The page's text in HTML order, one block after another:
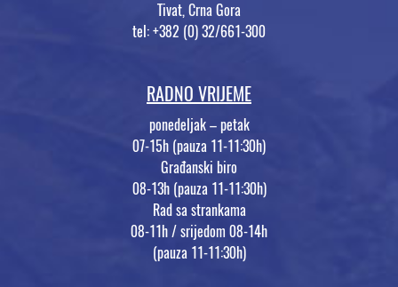
Tivat, Crna Gora
tel: +382 (0) 32/661-300
RADNO VRIJEME
ponedeljak – petak
07-15h (pauza 11-11:30h)
Građanski biro
08-13h (pauza 11-11:30h)
Rad sa strankama
08-11h / srijedom 08-14h
(pauza 11-11:30h)